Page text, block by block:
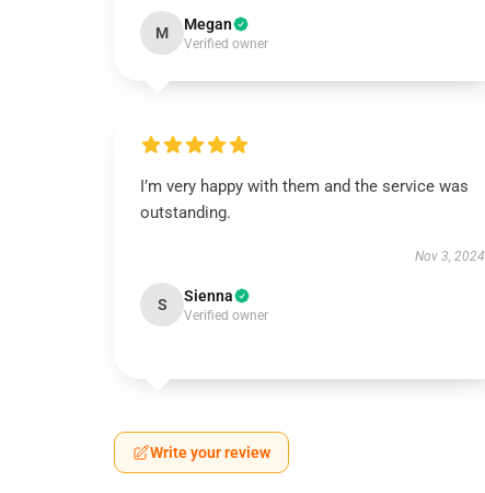
M Megan
Verified owner
I’m very happy with them and the service was
outstanding.
Nov 3, 2024
S Sienna
Verified owner
Write your review